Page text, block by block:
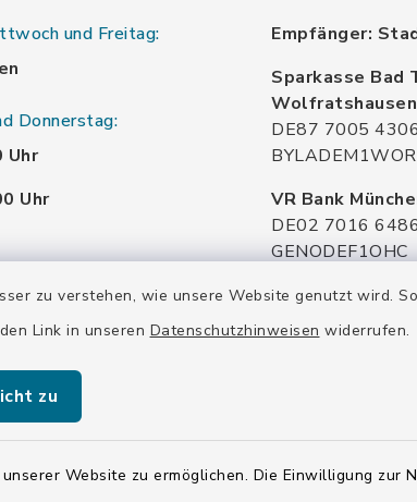
zu verstehen, wie unsere Website genutzt wird.
Link in unseren Datenschutzhinweisen widerrufen.
zu
Website zu ermöglichen. Die Einwilligung zur
und Freitag:
Donnerstag:
Uhr
Uhr
Uhr
Empfänger:
Sparkasse Bad
Wolfratshausen
DE87 7005
BYLADEM1WOR
VR Bank
DE02 7016
GENODEF1OHC
Raiffeisenbank
DE92 7016
HYVEDEMMXXX